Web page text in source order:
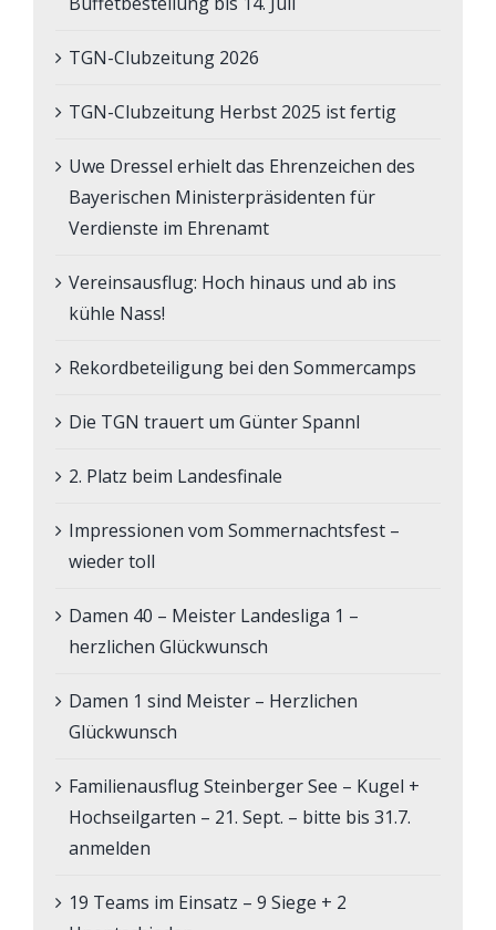
TGN-Clubzeitung 2026
TGN-Clubzeitung Herbst 2025 ist fertig
Uwe Dressel erhielt das Ehrenzeichen des
Bayerischen Ministerpräsidenten für
Verdienste im Ehrenamt
Vereinsausflug: Hoch hinaus und ab ins
kühle Nass!
Rekordbeteiligung bei den Sommercamps
Die TGN trauert um Günter Spannl
2. Platz beim Landesfinale
Impressionen vom Sommernachtsfest –
wieder toll
Damen 40 – Meister Landesliga 1 –
herzlichen Glückwunsch
Damen 1 sind Meister – Herzlichen
Glückwunsch
Familienausflug Steinberger See – Kugel +
Hochseilgarten – 21. Sept. – bitte bis 31.7.
anmelden
19 Teams im Einsatz – 9 Siege + 2